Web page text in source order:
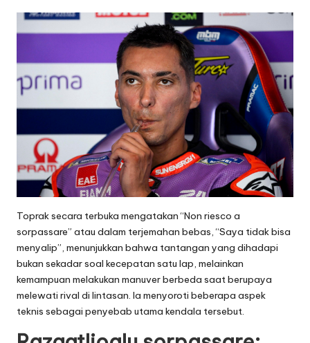
Toprak secara terbuka mengatakan “Non riesco a
sorpassare” atau dalam terjemahan bebas, “Saya tidak bisa
menyalip”, menunjukkan bahwa tantangan yang dihadapi
bukan sekadar soal kecepatan satu lap, melainkan
kemampuan melakukan manuver berbeda saat berupaya
melewati rival di lintasan. Ia menyoroti beberapa aspek
teknis sebagai penyebab utama kendala tersebut.